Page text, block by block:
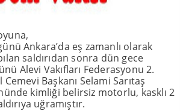
Ankara’da eş zamanlı olarak
saldırıdan sonra dün gece
Alevi Vakıfları Federasyonu 2.
Cemevi Başkanı Selami Sarıtaş
kimliği belirsiz motorlu, kasklı 2
uğramıştır.